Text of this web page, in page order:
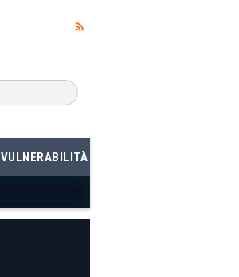
VULNERABILITÀ